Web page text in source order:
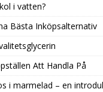
i vatten?
Bästa Inköpsalternativ
Att Handla På
i marmelad – en